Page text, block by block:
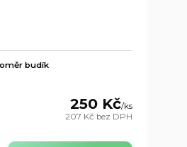
budík
250 Kč/ks
207 Kč bez DPH